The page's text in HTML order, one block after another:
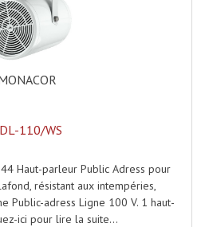
Et Accessoires
Voix Mégaphones
Échantillonneurs
Et Contrôleurs & Consoles
De Mixage DJ
110/WS
Haut-parleur Public Adress pour
résistant aux intempéries,
Public-adress Ligne 100 V. 1 haut-
ici pour lire la suite...